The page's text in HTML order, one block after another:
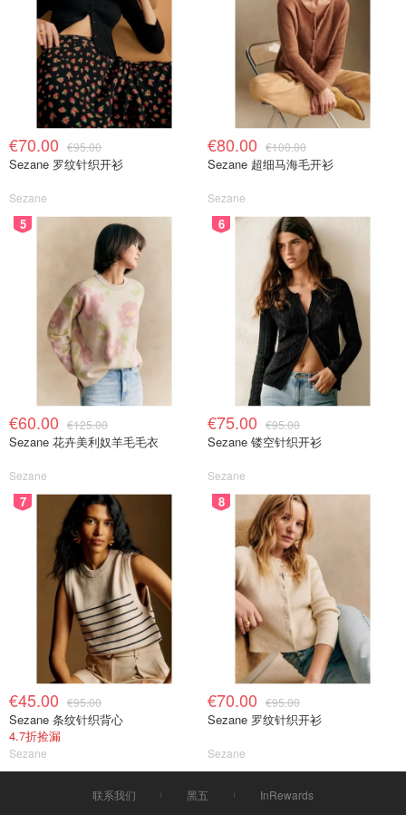
€70.00 €95.00
Sezane 罗纹针织开衫
Sezane
€80.00 €100.00
Sezane 超细马海毛开衫
Sezane
5
€60.00 €125.00
Sezane 花卉美利奴羊毛毛衣
Sezane
6
€75.00 €95.00
Sezane 镂空针织开衫
Sezane
7
€45.00 €95.00
Sezane 条纹针织背心
4.7折捡漏
Sezane
8
€70.00 €95.00
Sezane 罗纹针织开衫
Sezane
联系我们 黑五
InRewards